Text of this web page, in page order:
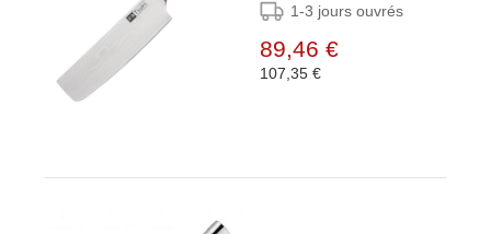
1-3 jours ouvrés
89,46 €
107,35 €